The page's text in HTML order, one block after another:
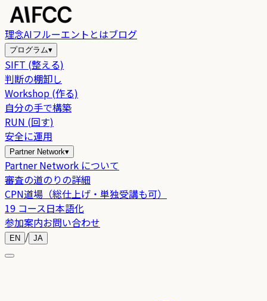
理念AIフルーエントとはブログ
プログラム▾
SIFT (整える)
判断の棚卸し
Workshop (作る)
自分の手で構築
RUN (回す)
安全に運用
Partner Network▾
Partner Network について
審査の道のりの詳細
CPN道場（総仕上げ・単独受講も可）
19 コース日本語化
参加案内お問い合わせ
EN / JA